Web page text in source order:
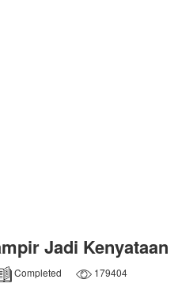
Jadi Kenyataan
Completed 179404